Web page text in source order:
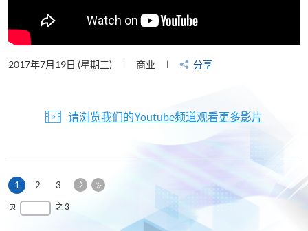
2017年7月19日 (星期三) 商业 分享
请浏览我们的Youtube频道观看更多影片
1 本
页
2 3
下
页 之 3